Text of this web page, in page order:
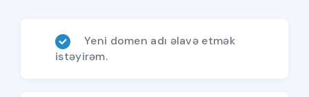
Yeni domen adı əlavə etmək
istəyirəm.